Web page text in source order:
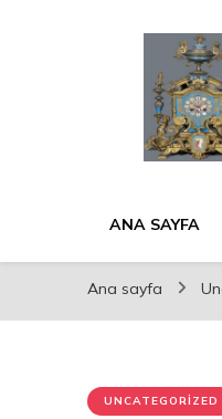
ANA SAYFA
Ana sayfa
UNCATEGORIZED